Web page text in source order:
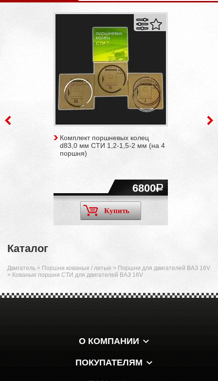
Комплект поршневых колец
d83,0 мм СТИ 1,2-1,5-2 мм (на 4
поршня)
6800
Купить
Каталог
Двигатель > Поршни кованые / литые > Поршни для двигателей ВАЗ 16V
> Кованые поршни СТИ для двигателей ВАЗ 16V
О КОМПАНИИ
ПОКУПАТЕЛЯМ